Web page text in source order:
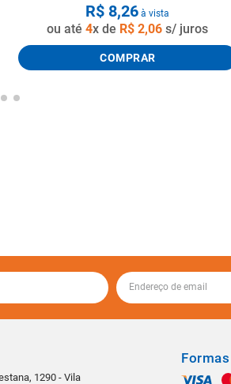
R$ 8,26 à vista
ou até4x de R$ 2,06 s/ juros
COMPRAR
1290 - Vila